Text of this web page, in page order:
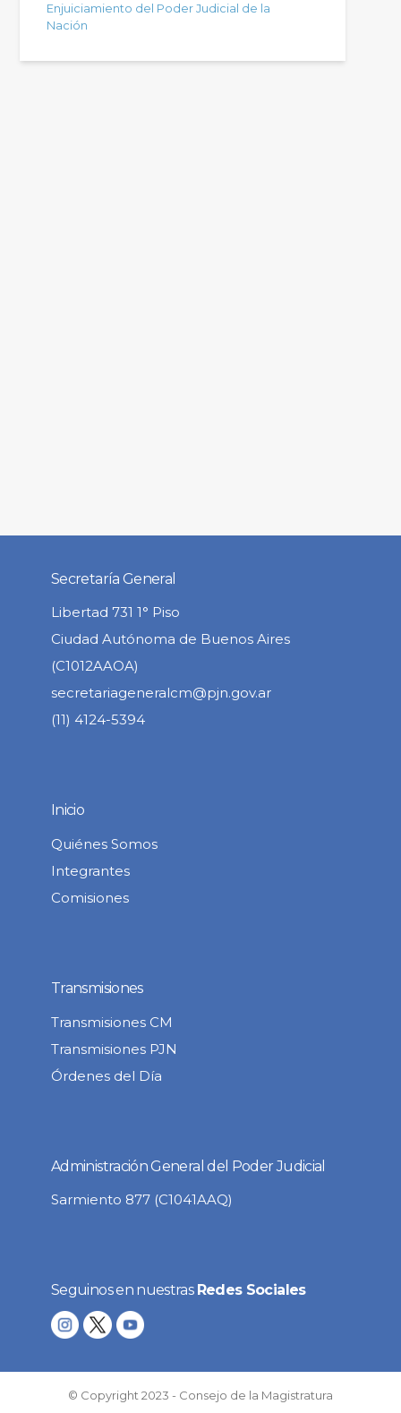
Enjuiciamiento del Poder Judicial de la
Nación
Secretaría General
Libertad 731 1° Piso
Ciudad Autónoma de Buenos Aires
(C1012AAOA)
secretariageneralcm@pjn.gov.ar
(11) 4124-5394
Inicio
Quiénes Somos
Integrantes
Comisiones
Transmisiones
Transmisiones CM
Transmisiones PJN
Órdenes del Día
Administración General del Poder Judicial
Sarmiento 877 (C1041AAQ)
Seguinos en nuestras Redes Sociales
© Copyright 2023 - Consejo de la Magistratura